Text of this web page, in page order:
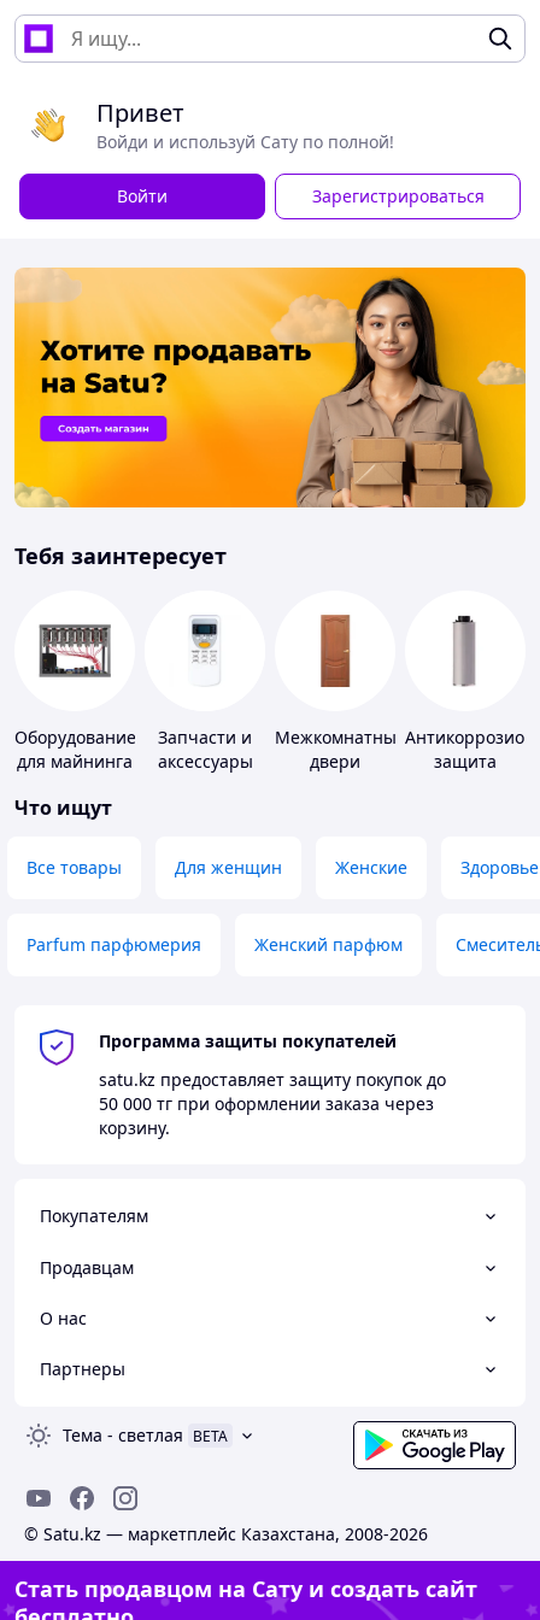
Привет
Войди и используй Сату по полной!
Войти Зарегистрироваться
Тебя заинтересует
Оборудование
для майнинга
Запчасти и
аксессуары
Межкомнатные
двери
защита
Что ищут
Все товары Для женщин Женские Здоровье
Parfum парфюмерия Женский парфюм
Программа защиты покупателей
satu.kz предоставляет защиту покупок до
50 000 тг при оформлении заказа через
корзину.
Покупателям
Продавцам
О нас
Партнеры
Тема - светлая BETA
© Satu.kz — маркетплейс Казахстана, 2008-2026
Стать продавцом на Сату и создать сайт